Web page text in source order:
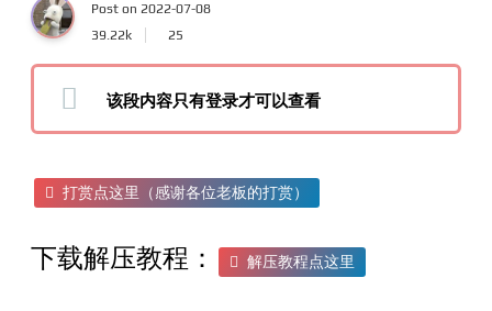
Post on 2022-07-08
39.22k
25
该段内容只有登录才可以查看
打赏点这里（感谢各位老板的打赏）
下载解压教程： 解压教程点这里